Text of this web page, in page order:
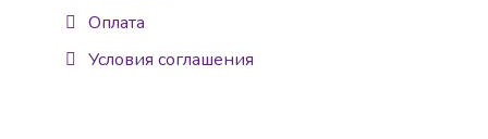
Оплата
Условия соглашения